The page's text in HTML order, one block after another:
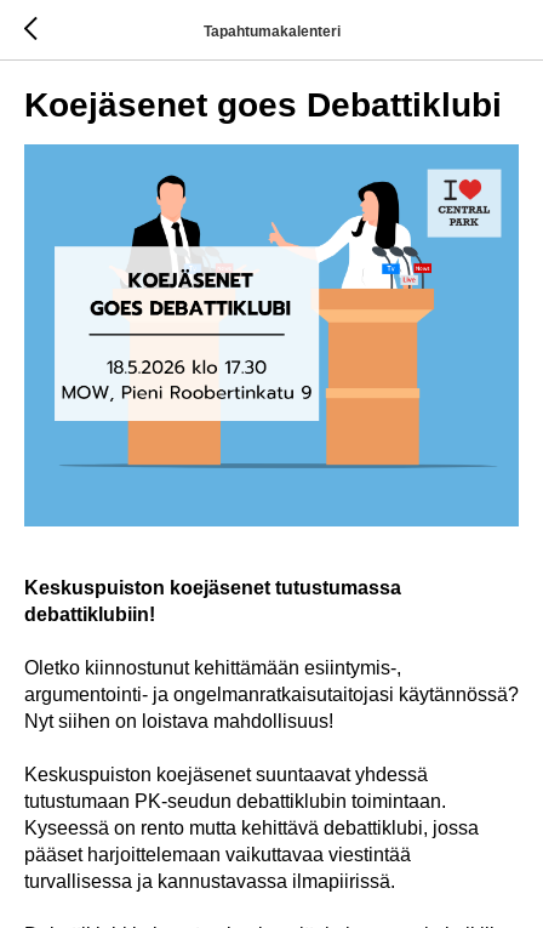
Tapahtumakalenteri
Koejäsenet goes Debattiklubi
Keskuspuiston koejäsenet tutustumassa
debattiklubiin!
Oletko kiinnostunut kehittämään esiintymis-,
argumentointi- ja ongelmanratkaisutaitojasi käytännössä?
Nyt siihen on loistava mahdollisuus!
Keskuspuiston koejäsenet suuntaavat yhdessä
tutustumaan PK-seudun debattiklubin toimintaan.
Kyseessä on rento mutta kehittävä debattiklubi, jossa
pääset harjoittelemaan vaikuttavaa viestintää
turvallisessa ja kannustavassa ilmapiirissä.